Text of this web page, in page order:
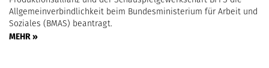
Allgemeinverbindlichkeit beim Bundesministerium für Arbeit und
Soziales (BMAS) beantragt.
MEHR »